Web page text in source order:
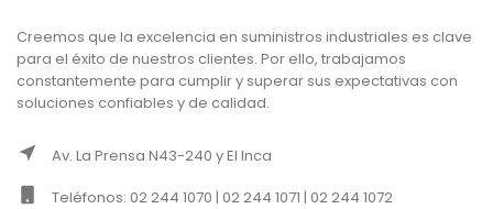
Creemos que la excelencia en suministros industriales es clave
para el éxito de nuestros clientes. Por ello, trabajamos
constantemente para cumplir y superar sus expectativas con
soluciones confiables y de calidad.
Av. La Prensa N43-240 y El Inca
Teléfonos: 02 244 1070 | 02 244 1071 | 02 244 1072